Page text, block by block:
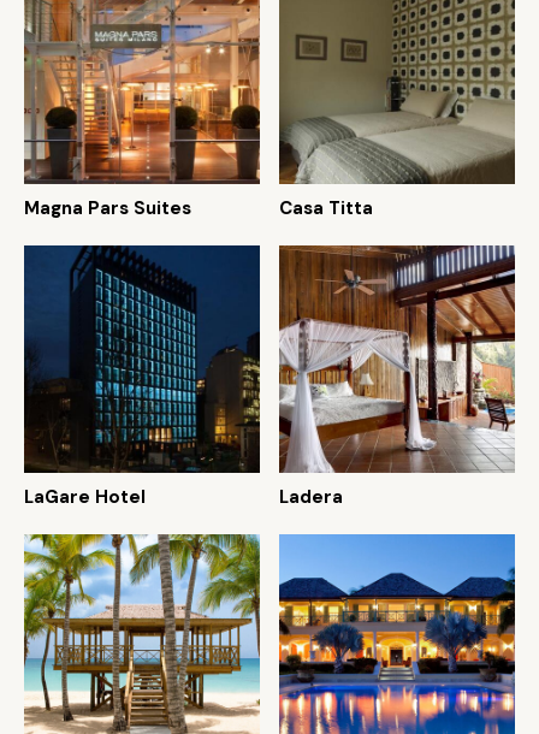
Magna Pars Suites Casa Titta
LaGare Hotel Ladera